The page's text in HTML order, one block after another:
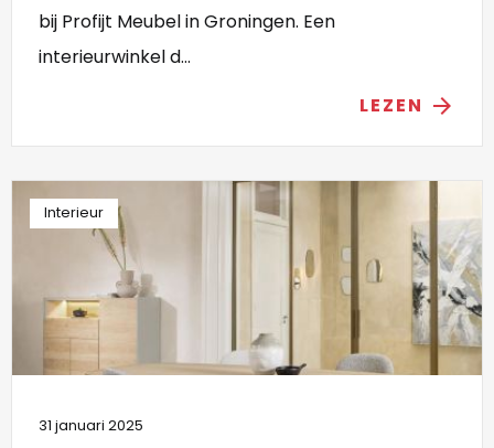
bij Profijt Meubel in Groningen. Een
interieurwinkel d...
LEZEN arrow_forward
Interieur
31 januari 2025